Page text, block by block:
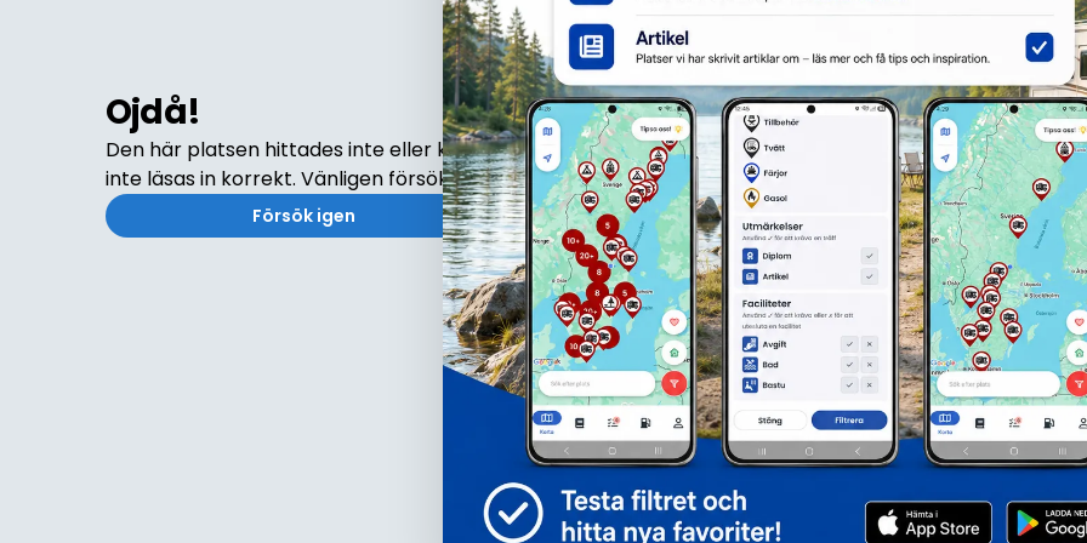
Ojdå!
Den här platsen hittades inte eller kunde
inte läsas in korrekt. Vänligen försök igen
Försök igen